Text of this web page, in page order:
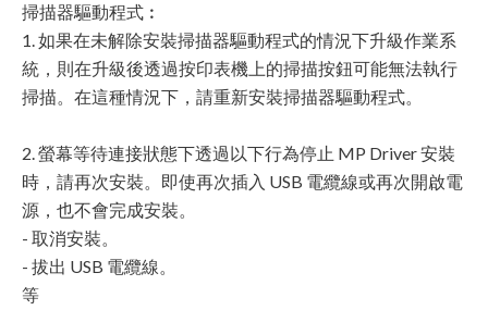
掃描器驅動程式︰
1. 如果在未解除安裝掃描器驅動程式的情況下升級作業系
統，則在升級後透過按印表機上的掃描按鈕可能無法執行
掃描。在這種情況下，請重新安裝掃描器驅動程式。
2. 螢幕等待連接狀態下透過以下行為停止 MP Driver 安裝
時，請再次安裝。即使再次插入 USB 電纜線或再次開啟電
源，也不會完成安裝。
- 取消安裝。
- 拔出 USB 電纜線。
等